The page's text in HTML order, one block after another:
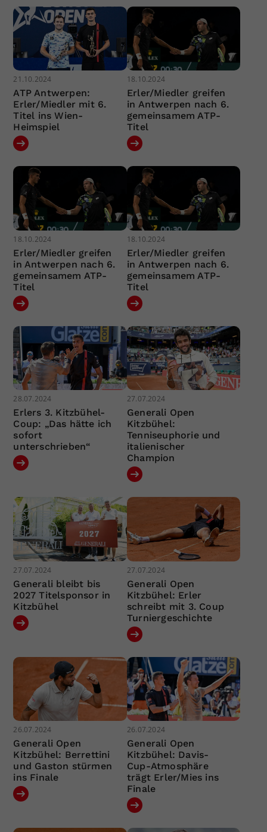
21.10.2024
ATP Antwerpen:
Erler/Miedler mit 6.
Titel ins Wien-
Heimspiel
18.10.2024
Erler/Miedler greifen
in Antwerpen nach 6.
gemeinsamem ATP-
Titel
18.10.2024
Erler/Miedler greifen
in Antwerpen nach 6.
gemeinsamem ATP-
Titel
18.10.2024
Erler/Miedler greifen
in Antwerpen nach 6.
gemeinsamem ATP-
Titel
28.07.2024
Erlers 3. Kitzbühel-
Coup: „Das hätte ich
sofort
unterschrieben“
27.07.2024
Generali Open
Kitzbühel:
Tenniseuphorie und
italienischer
Champion
27.07.2024
Generali bleibt bis
2027 Titelsponsor in
Kitzbühel
27.07.2024
Generali Open
Kitzbühel: Erler
schreibt mit 3. Coup
Turniergeschichte
26.07.2024
Generali Open
Kitzbühel: Berrettini
und Gaston stürmen
ins Finale
26.07.2024
Generali Open
Kitzbühel: Davis-
Cup-Atmosphäre
trägt Erler/Mies ins
Finale